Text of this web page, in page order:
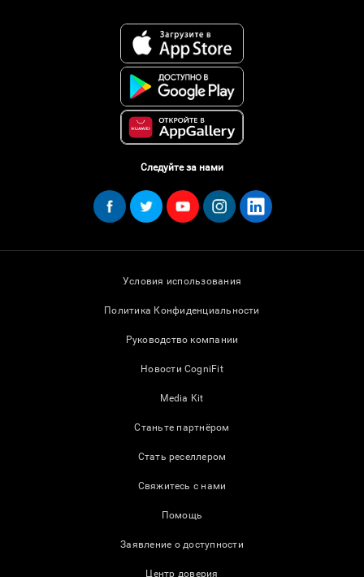
Следуйте за нами
Условия использования
Политика Конфиденциальности
Руководство компании
Новости CogniFit
Media Kit
Станьте партнёром
Стать реселлером
Свяжитесь с нами
Помощь
Заявление о доступности
Центр доверия